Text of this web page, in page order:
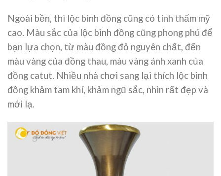
Ngoài bền, thì lộc bình đồng cũng có tính thẩm mỹ
cao. Màu sắc của lộc bình đồng cũng phong phú để
bạn lựa chọn, từ màu đồng đỏ nguyên chất, đến
màu vàng của đồng thau, màu vàng ánh xanh của
đồng catut. Nhiều nhà chơi sang lại thích lộc bình
đồng khảm tam khí, khảm ngũ sắc, nhìn rất đẹp và
mới lạ.